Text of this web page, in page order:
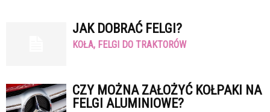
JAK DOBRAĆ FELGI?
KOŁA, FELGI DO TRAKTORÓW
CZY MOŻNA ZAŁOŻYĆ KOŁPAKI NA
FELGI ALUMINIOWE?